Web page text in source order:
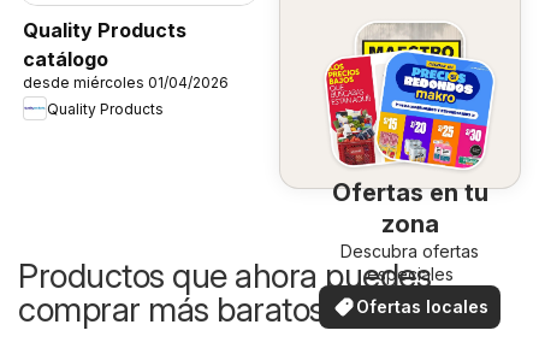
Quality Products
catálogo
desde miércoles 01/04/2026
Quality Products
Ofertas en tu
zona
Descubra ofertas
especiales
Ofertas locales
Productos que ahora puedes
comprar más baratos